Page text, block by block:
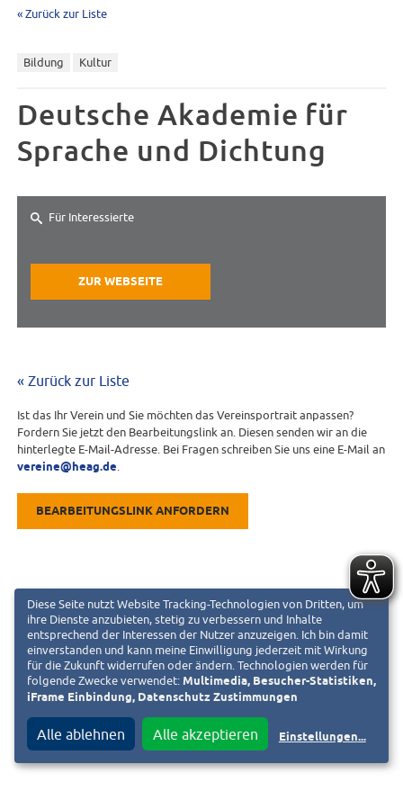
« Zurück zur Liste
Bildung Kultur
Deutsche Akademie für
Sprache und Dichtung
Für Interessierte
ZUR WEBSEITE
« Zurück zur Liste
Ist das Ihr Verein und Sie möchten das Vereinsportrait anpassen?
Fordern Sie jetzt den Bearbeitungslink an. Diesen senden wir an die
hinterlegte E-Mail-Adresse. Bei Fragen schreiben Sie uns eine E-Mail an
vereine@heag.de.
BEARBEITUNGSLINK ANFORDERN
Diese Seite nutzt Website Tracking-Technologien von Dritten, um
ihre Dienste anzubieten, stetig zu verbessern und Inhalte
entsprechend der Interessen der Nutzer anzuzeigen. Ich bin damit
einverstanden und kann meine Einwilligung jederzeit mit Wirkung
für die Zukunft widerrufen oder ändern. Technologien werden für
folgende Zwecke verwendet: Multimedia, Besucher-Statistiken,
iFrame Einbindung, Datenschutz Zustimmungen
Alle ablehnen Alle akzeptieren Einstellungen...